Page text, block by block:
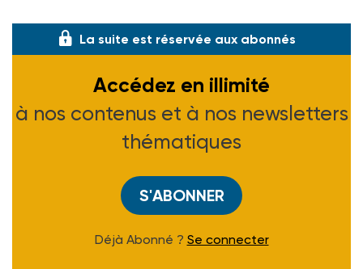
La suite est réservée aux abonnés
Accédez en illimité
à nos contenus et à nos newsletters
thématiques
S'ABONNER
Déjà Abonné ? Se connecter